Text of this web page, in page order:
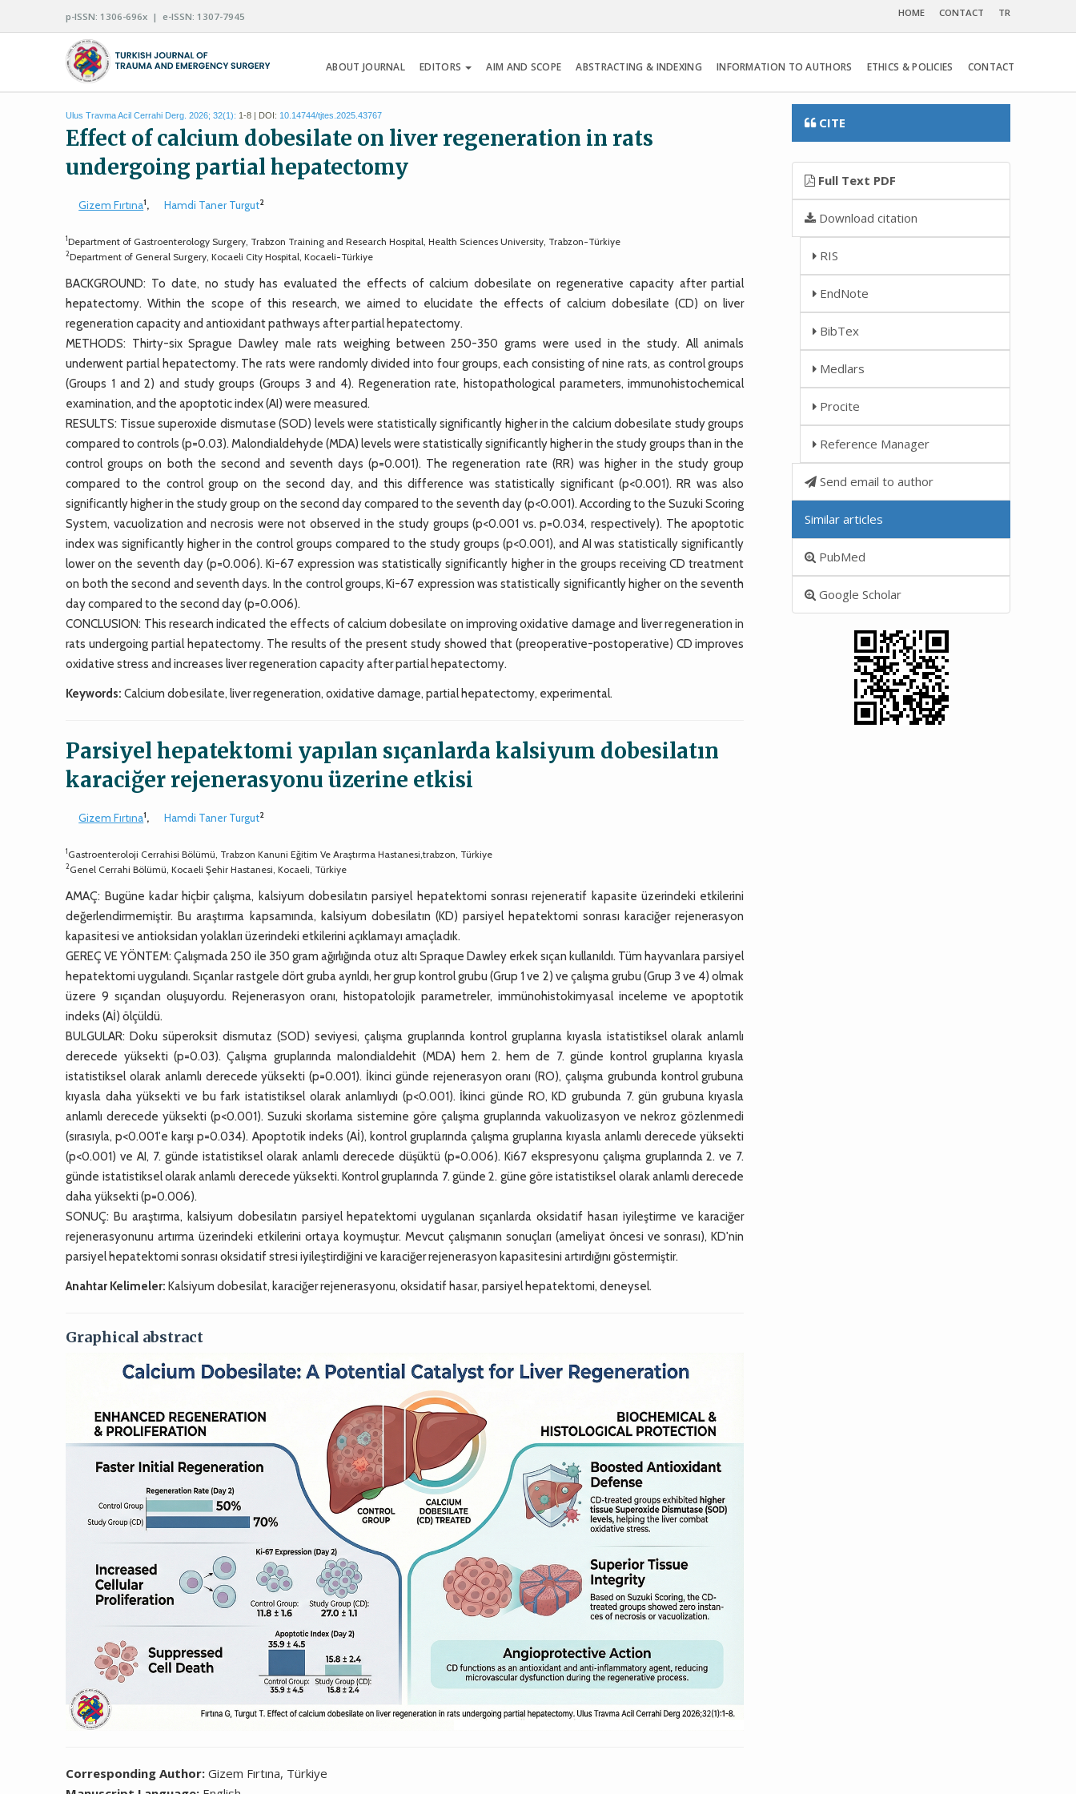
p-ISSN: 1306-696x | e-ISSN: 1307-7945 HOME CONTACT TR
ABOUT JOURNAL EDITORS AIM AND SCOPE ABSTRACTING & INDEXING INFORMATION TO AUTHORS ETHICS & POLICIES CONTACT
Ulus Travma Acil Cerrahi Derg. 2026; 32(1): 1-8 | DOI: 10.14744/tjtes.2025.43767
Effect of calcium dobesilate on liver regeneration in rats
undergoing partial hepatectomy
Gizem Fırtına1, Hamdi Taner Turgut2
1Department of Gastroenterology Surgery, Trabzon Training and Research Hospital, Health Sciences University, Trabzon-Türkiye
2Department of General Surgery, Kocaeli City Hospital, Kocaeli-Türkiye
BACKGROUND: To date, no study has evaluated the effects of calcium dobesilate on regenerative capacity after partial
hepatectomy. Within the scope of this research, we aimed to elucidate the effects of calcium dobesilate (CD) on liver
regeneration capacity and antioxidant pathways after partial hepatectomy.
METHODS: Thirty-six Sprague Dawley male rats weighing between 250-350 grams were used in the study. All animals
underwent partial hepatectomy. The rats were randomly divided into four groups, each consisting of nine rats, as control groups
(Groups 1 and 2) and study groups (Groups 3 and 4). Regeneration rate, histopathological parameters, immunohistochemical
examination, and the apoptotic index (AI) were measured.
RESULTS: Tissue superoxide dismutase (SOD) levels were statistically significantly higher in the calcium dobesilate study groups
compared to controls (p=0.03). Malondialdehyde (MDA) levels were statistically significantly higher in the study groups than in the
control groups on both the second and seventh days (p=0.001). The regeneration rate (RR) was higher in the study group
compared to the control group on the second day, and this difference was statistically significant (p<0.001). RR was also
significantly higher in the study group on the second day compared to the seventh day (p<0.001). According to the Suzuki Scoring
System, vacuolization and necrosis were not observed in the study groups (p<0.001 vs. p=0.034, respectively). The apoptotic
index was significantly higher in the control groups compared to the study groups (p<0.001), and AI was statistically significantly
lower on the seventh day (p=0.006). Ki-67 expression was statistically significantly higher in the groups receiving CD treatment
on both the second and seventh days. In the control groups, Ki-67 expression was statistically significantly higher on the seventh
day compared to the second day (p=0.006).
CONCLUSION: This research indicated the effects of calcium dobesilate on improving oxidative damage and liver regeneration in
rats undergoing partial hepatectomy. The results of the present study showed that (preoperative-postoperative) CD improves
oxidative stress and increases liver regeneration capacity after partial hepatectomy.
Keywords: Calcium dobesilate, liver regeneration, oxidative damage, partial hepatectomy, experimental.
Parsiyel hepatektomi yapılan sıçanlarda kalsiyum dobesilatın
karaciğer rejenerasyonu üzerine etkisi
Gizem Fırtına1, Hamdi Taner Turgut2
1Gastroenteroloji Cerrahisi Bölümü, Trabzon Kanuni Eğitim Ve Araştırma Hastanesi,trabzon, Türkiye
2Genel Cerrahi Bölümü, Kocaeli Şehir Hastanesi, Kocaeli, Türkiye
AMAÇ: Bugüne kadar hiçbir çalışma, kalsiyum dobesilatın parsiyel hepatektomi sonrası rejeneratif kapasite üzerindeki etkilerini
değerlendirmemiştir. Bu araştırma kapsamında, kalsiyum dobesilatın (KD) parsiyel hepatektomi sonrası karaciğer rejenerasyon
kapasitesi ve antioksidan yolakları üzerindeki etkilerini açıklamayı amaçladık.
GEREÇ VE YÖNTEM: Çalışmada 250 ile 350 gram ağırlığında otuz altı Spraque Dawley erkek sıçan kullanıldı. Tüm hayvanlara parsiyel
hepatektomi uygulandı. Sıçanlar rastgele dört gruba ayrıldı, her grup kontrol grubu (Grup 1 ve 2) ve çalışma grubu (Grup 3 ve 4) olmak
üzere 9 sıçandan oluşuyordu. Rejenerasyon oranı, histopatolojik parametreler, immünohistokimyasal inceleme ve apoptotik
indeks (Aİ) ölçüldü.
BULGULAR: Doku süperoksit dismutaz (SOD) seviyesi, çalışma gruplarında kontrol gruplarına kıyasla istatistiksel olarak anlamlı
derecede yüksekti (p=0.03). Çalışma gruplarında malondialdehit (MDA) hem 2. hem de 7. günde kontrol gruplarına kıyasla
istatistiksel olarak anlamlı derecede yüksekti (p=0.001). İkinci günde rejenerasyon oranı (RO), çalışma grubunda kontrol grubuna
kıyasla daha yüksekti ve bu fark istatistiksel olarak anlamlıydı (p<0.001). İkinci günde RO, KD grubunda 7. gün grubuna kıyasla
anlamlı derecede yüksekti (p<0.001). Suzuki skorlama sistemine göre çalışma gruplarında vakuolizasyon ve nekroz gözlenmedi
(sırasıyla, p<0.001'e karşı p=0.034). Apoptotik indeks (Aİ), kontrol gruplarında çalışma gruplarına kıyasla anlamlı derecede yüksekti
(p<0.001) ve AI, 7. günde istatistiksel olarak anlamlı derecede düşüktü (p=0.006). Ki67 ekspresyonu çalışma gruplarında 2. ve 7.
günde istatistiksel olarak anlamlı derecede yüksekti. Kontrol gruplarında 7. günde 2. güne göre istatistiksel olarak anlamlı derecede
daha yüksekti (p=0.006).
SONUÇ: Bu araştırma, kalsiyum dobesilatın parsiyel hepatektomi uygulanan sıçanlarda oksidatif hasarı iyileştirme ve karaciğer
rejenerasyonunu artırma üzerindeki etkilerini ortaya koymuştur. Mevcut çalışmanın sonuçları (ameliyat öncesi ve sonrası), KD'nin
parsiyel hepatektomi sonrası oksidatif stresi iyileştirdiğini ve karaciğer rejenerasyon kapasitesini artırdığını göstermiştir.
Anahtar Kelimeler: Kalsiyum dobesilat, karaciğer rejenerasyonu, oksidatif hasar, parsiyel hepatektomi, deneysel.
Graphical abstract
Corresponding Author:Gizem Fırtına, Türkiye
CITE
Full Text PDF
Download citation
RIS
EndNote
BibTex
Medlars
Procite
Reference Manager
Send email to author
Similar articles
PubMed
Google Scholar